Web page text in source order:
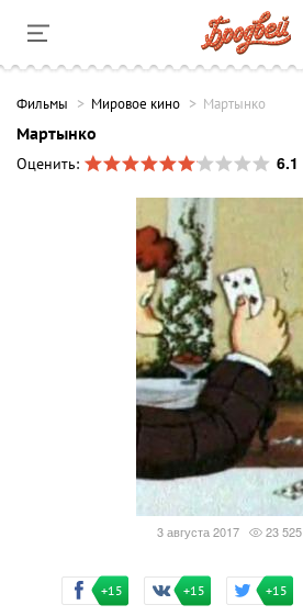
Фильмы Мировое кино Мартынко
Мартынко
Оценить:
6.1
3 августа 2017 23 525
+15 +15 +15